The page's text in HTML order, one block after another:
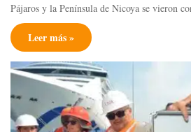
Pájaros y la Península de Nicoya se vieron
Leer más »